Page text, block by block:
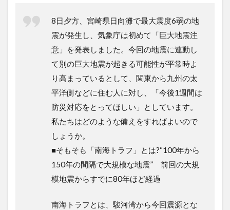
8日夕方、宮崎県日向灘で最大震度6弱の地
震が発生し、気象庁は初めて「巨大地震注
意」を発表しました。今回の地震に連動し
て別の巨大地震が起きる可能性が平常時よ
り高まっているとして、関東から九州の太
平洋側などに住む人に対し、「今後1週間は
防災対応をとってほしい」としています。
私たちはどのような備えをすればよいので
しょうか。
■そもそも「南海トラフ」とは?“100年から
150年の間隔で大規模な地震” 前回の大規
模地震からすでに80年ほど経過
南海トラフとは、駿河湾から今回震源とな